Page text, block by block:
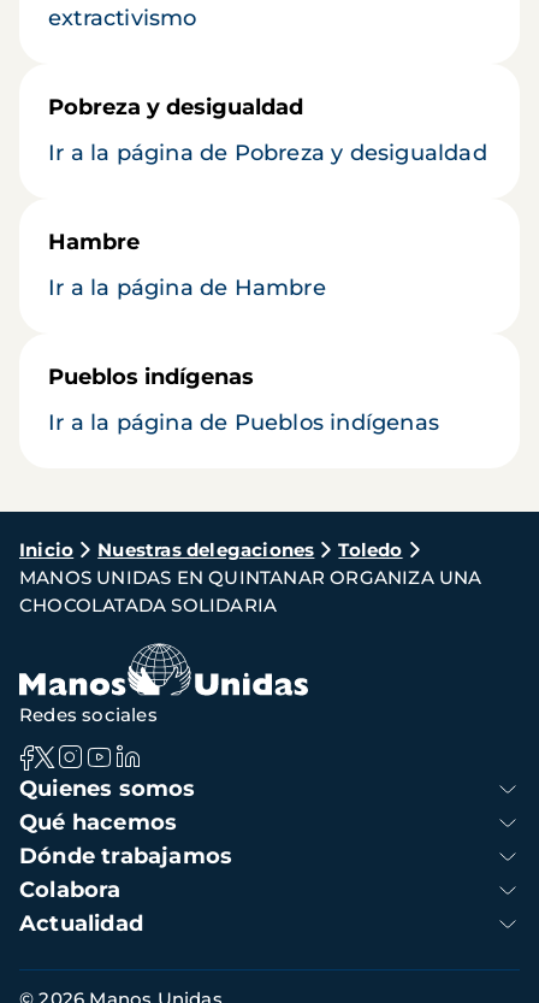
extractivismo
Pobreza y desigualdad
Ir a la página de Pobreza y desigualdad
Hambre
Ir a la página de Hambre
Pueblos indígenas
Ir a la página de Pueblos indígenas
Ruta
de
navegación
Inicio Nuestras delegaciones
Toledo
MANOS UNIDAS EN QUINTANAR ORGANIZA UNA
CHOCOLATADA SOLIDARIA
Navegación
principal
Quienes somos
Qué hacemos
Dónde trabajamos
Colabora
Actualidad
Redes sociales
Información